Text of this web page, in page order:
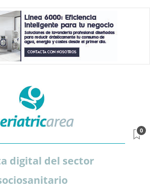
digital del sector
0